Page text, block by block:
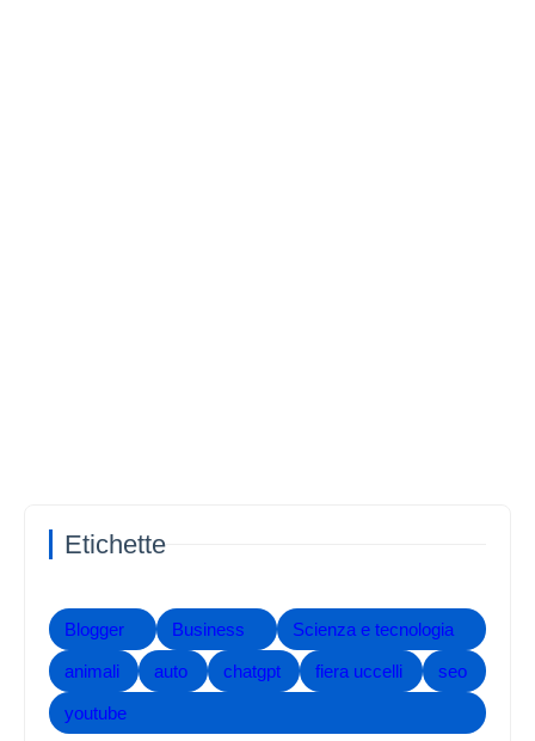
Etichette
Blogger Business Scienza e tecnologia
animali auto chatgpt fiera uccelli seo
youtube